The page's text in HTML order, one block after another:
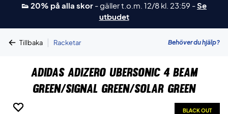
👟 20% på alla skor -gäller t.o.m. 12/8 kl. 23:59 -Se
utbudet
Tillbaka | Racketar Behöver du hjälp?
Adidas Adizero Ubersonic 4 Beam
Green/Signal Green/Solar Green
BLACK OUT
BLACK OUT
BLACK OUT